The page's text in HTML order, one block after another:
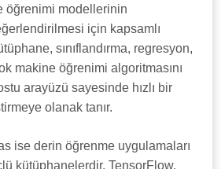
öğrenimi modellerinin
için kapsamlı
sınıflandırma, regresyon,
makine öğrenimi algoritmasını
arayüzü sayesinde hızlı bir
olanak tanır.
ise derin öğrenme uygulamaları
kütüphanelerdir. TensorFlow,